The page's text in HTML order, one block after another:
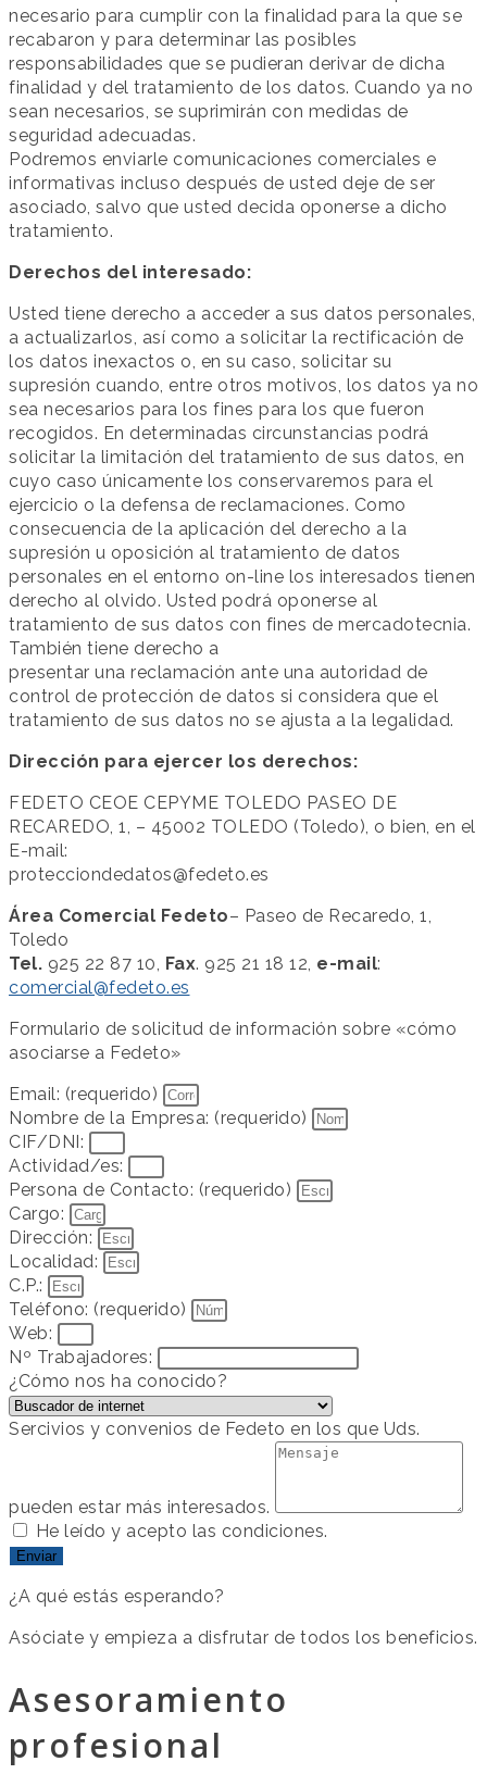
necesario para cumplir con la finalidad para la que se
recabaron y para determinar las posibles
responsabilidades que se pudieran derivar de dicha
finalidad y del tratamiento de los datos. Cuando ya no
sean necesarios, se suprimirán con medidas de
seguridad adecuadas.
Podremos enviarle comunicaciones comerciales e
informativas incluso después de usted deje de ser
asociado, salvo que usted decida oponerse a dicho
tratamiento.
Derechos del interesado:
Usted tiene derecho a acceder a sus datos personales,
a actualizarlos, así como a solicitar la rectificación de
los datos inexactos o, en su caso, solicitar su
supresión cuando, entre otros motivos, los datos ya no
sea necesarios para los fines para los que fueron
recogidos. En determinadas circunstancias podrá
solicitar la limitación del tratamiento de sus datos, en
cuyo caso únicamente los conservaremos para el
ejercicio o la defensa de reclamaciones. Como
consecuencia de la aplicación del derecho a la
supresión u oposición al tratamiento de datos
personales en el entorno on-line los interesados tienen
derecho al olvido. Usted podrá oponerse al
tratamiento de sus datos con fines de mercadotecnia.
También tiene derecho a
presentar una reclamación ante una autoridad de
control de protección de datos si considera que el
tratamiento de sus datos no se ajusta a la legalidad.
Dirección para ejercer los derechos:
FEDETO CEOE CEPYME TOLEDO PASEO DE
RECAREDO, 1, – 45002 TOLEDO (Toledo), o bien, en el
E-mail:
protecciondedatos@fedeto.es
Área Comercial Fedeto– Paseo de Recaredo, 1,
Toledo
Tel. 925 22 87 10, Fax. 925 21 18 12, e-mail:
comercial@fedeto.es
Formulario de solicitud de información sobre «cómo
asociarse a Fedeto»
Email: (requerido)
Nombre de la Empresa: (requerido)
CIF/DNI:
Actividad/es:
Persona de Contacto: (requerido)
Cargo:
Dirección:
Localidad:
C.P.:
Teléfono: (requerido)
Web:
Nº Trabajadores:
¿Cómo nos ha conocido?
Sercivios y convenios de Fedeto en los que Uds.
pueden estar más interesados.
He leído y acepto las condiciones.
Enviar
¿A qué estás esperando?
Asóciate y empieza a disfrutar de todos los beneficios.
Asesoramiento
profesional